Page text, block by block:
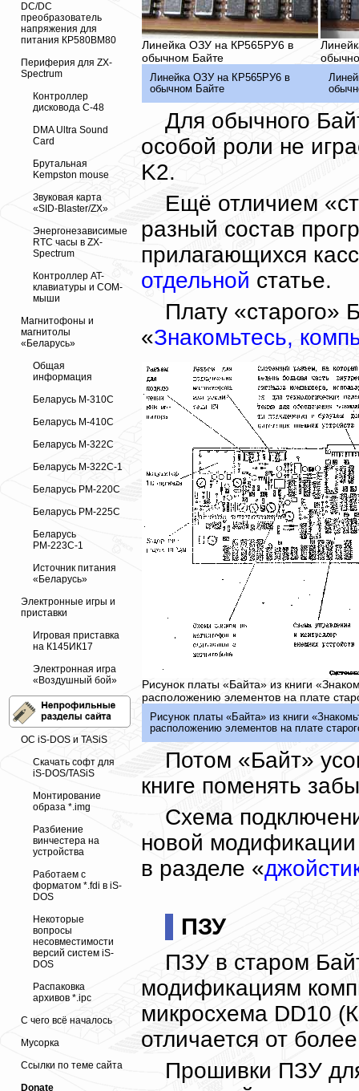
DC/DC
преобразователь
напряжения для
питания КР580ВМ80
Периферия для ZX-
Spectrum
Контроллер
дисковода С-48
DMA Ultra Sound
Card
Брутальная
Kempston mouse
Звуковая карта
«SID-Blaster/ZX»
Энергонезависимые
RTC часы в ZX-
Spectrum
Контроллер AT-
клавиатуры и COM-
мыши
Магнитофоны и
магнитолы
«Беларусь»
Общая
информация
Беларусь М-310С
Беларусь М-410С
Беларусь М-322С
Беларусь М-322С-1
Беларусь РМ-220С
Беларусь РМ-225С
Беларусь
РМ-223С-1
Источник питания
«Беларусь»
Электронные игры и
приставки
Игровая приставка
на К145ИК17
Электронная игра
«Воздушный бой»
ОС iS-DOS и TASiS
Скачать софт для
iS-DOS/TASiS
Монтирование
образа *.img
Разбиение
винчестера на
устройства
Работаем с
форматом *.fdi в iS-
DOS
Некоторые
вопросы
несовместимости
версий систем iS-
DOS
Распаковка
архивов *.ipc
С чего всё началось
Мусорка
Ссылки по теме сайта
Donate
Линейка ОЗУ на КР565РУ6 в
обычном Байте
Линейка ОЗУ на КР565РУ6 в
обычном Байте
Для обычного
особой роли не
K2.
Ещё отличием
разный состав
прилагающихся
отдельной статье.
Плату «старого»
«Знакомьтесь,
Рисунок платы «Байта» из книги
расположению элементов на плате
Рисунок платы «Байта» из книги
расположению элементов на плате
Потом «Байт»
книге поменять
Схема
новой
в разделе «
ПЗУ
ПЗУ в старом
модификациям
микросхема DD10
отличается от
Прошивки ПЗУ